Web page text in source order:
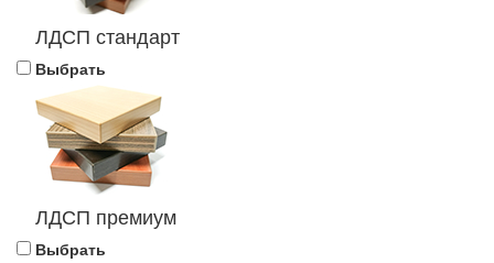
ЛДСП стандарт
Выбрать
ЛДСП премиум
Выбрать